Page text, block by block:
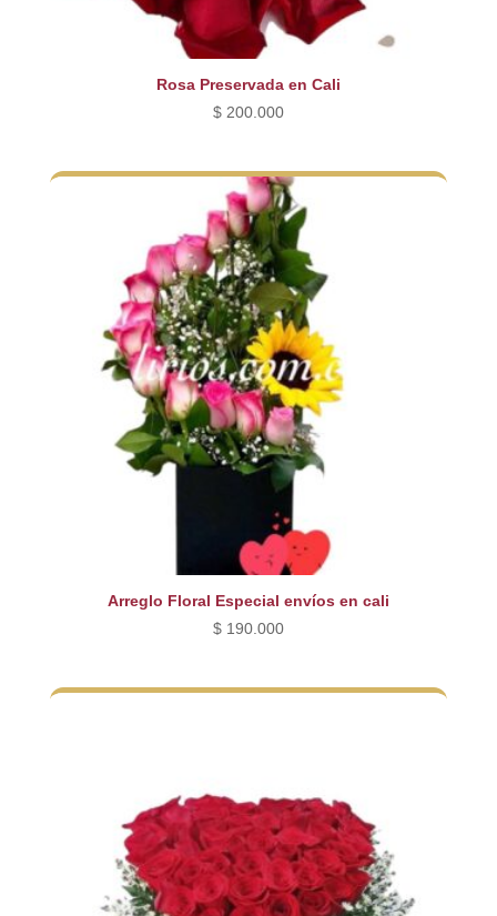
Rosa Preservada en Cali
$200.000
Arreglo Floral Especial envíos en cali
$190.000